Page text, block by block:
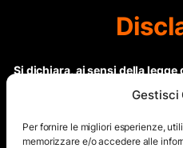
Gestisci
Per fornire le migliori esperienze,
memorizzare e/o accedere alle
Si dichiara, ai sensi della legge
questo sito non rientra nella
regolari. Le immagini dei
Copyright © sono